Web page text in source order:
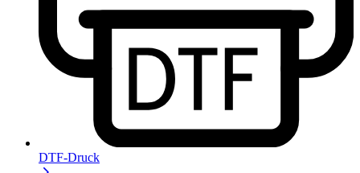
DTF-Druck